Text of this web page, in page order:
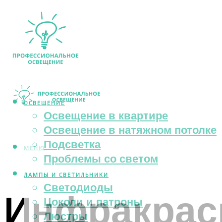
ОСВЕЩЕНИЕ
Освещение в квартире
Освещение в натяжном потолке
Подсветка
Проблемы со светом
ЛАМПЫ И СВЕТИЛЬНИКИ
Светодиоды
Цоколи и патроны
Люстры
МЕНЮ